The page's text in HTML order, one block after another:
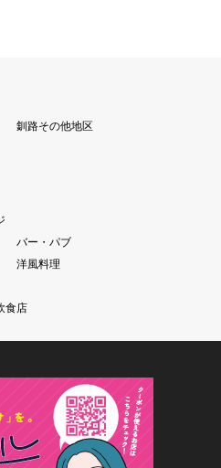
釧路その他地区
バー・パブ
洋風料理
食店